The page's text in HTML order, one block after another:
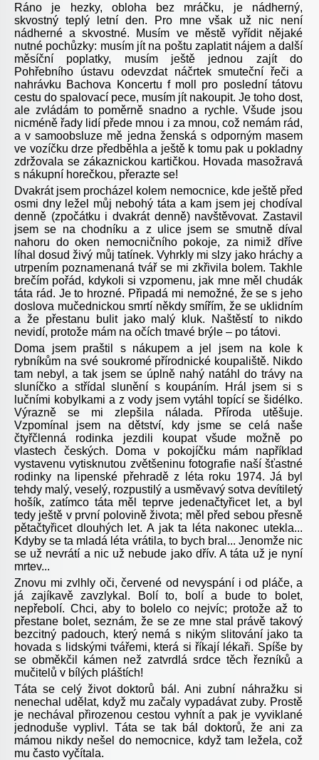
Ráno je hezky, obloha bez mráčku, je nádherný,
skvostný teplý letní den. Pro mne však už nic není
nádherné a skvostné. Musím ve městě vyřídit nějaké
nutné pochůzky: musím jít na poštu zaplatit nájem a další
měsíční poplatky, musím ještě jednou zajít do
Pohřebního ústavu odevzdat náčrtek smuteční řeči a
nahrávku Bachova Koncertu f moll pro poslední tátovu
cestu do spalovací pece, musím jít nakoupit. Je toho dost,
ale zvládám to poměrně snadno a rychle. Všude jsou
nicméně řady lidí přede mnou i za mnou, což nemám rád,
a v samoobsluze mě jedna ženská s odporným masem
ve vozíčku drze předběhla a ještě k tomu pak u pokladny
zdržovala se zákaznickou kartičkou. Hovada masožravá
s nákupní horečkou, přerazte se!
Dvakrát jsem procházel kolem nemocnice, kde ještě před
osmi dny ležel můj nebohý táta a kam jsem jej chodíval
denně (zpočátku i dvakrát denně) navštěvovat. Zastavil
jsem se na chodníku a z ulice jsem se smutně díval
nahoru do oken nemocničního pokoje, za nimiž dříve
líhal dosud živý můj tatínek. Vyhrkly mi slzy jako hráchy a
utrpením poznamenaná tvář se mi zkřivila bolem. Takhle
brečím pořád, kdykoli si vzpomenu, jak mne měl chudák
táta rád. Je to hrozné. Připadá mi nemožné, že se s jeho
doslova mučednickou smrtí někdy smířím, že se uklidním
a že přestanu bulit jako malý kluk. Naštěstí to nikdo
nevidí, protože mám na očích tmavé brýle – po tátovi.
Doma jsem praštil s nákupem a jel jsem na kole k
rybníkům na své soukromé přírodnické koupaliště. Nikdo
tam nebyl, a tak jsem se úplně nahý natáhl do trávy na
sluníčko a střídal slunění s koupáním. Hrál jsem si s
lučními kobylkami a z vody jsem vytáhl topící se šidélko.
Výrazně se mi zlepšila nálada. Příroda utěšuje.
Vzpomínal jsem na dětství, kdy jsme se celá naše
čtyřčlenná rodinka jezdili koupat všude možně po
vlastech českých. Doma v pokojíčku mám například
vystavenu vytisknutou zvětšeninu fotografie naší šťastné
rodinky na lipenské přehradě z léta roku 1974. Já byl
tehdy malý, veselý, rozpustilý a usměvavý sotva devítiletý
hošík, zatímco táta měl teprve jedenačtyřicet let, a byl
tedy ještě v první polovině života; měl před sebou přesně
pětačtyřicet dlouhých let. A jak ta léta nakonec utekla...
Kdyby se ta mladá léta vrátila, to bych bral... Jenomže nic
se už nevrátí a nic už nebude jako dřív. A táta už je nyní
mrtev...
Znovu mi zvlhly oči, červené od nevyspání i od pláče, a
já zajíkavě zavzlykal. Bolí to, bolí a bude to bolet,
nepřebolí. Chci, aby to bolelo co nejvíc; protože až to
přestane bolet, seznám, že se ze mne stal právě takový
bezcitný padouch, který nemá s nikým slitování jako ta
hovada s lidskými tvářemi, která si říkají lékaři. Spíše by
se obměkčil kámen než zatvrdlá srdce těch řezníků a
mučitelů v bílých pláštích!
Táta se celý život doktorů bál. Ani zubní náhražku si
nenechal udělat, když mu začaly vypadávat zuby. Prostě
je nechával přirozenou cestou vyhnít a pak je vyviklané
jednoduše vyplivl. Táta se tak bál doktorů, že ani za
mámou nikdy nešel do nemocnice, když tam ležela, což
mu často vyčítala.